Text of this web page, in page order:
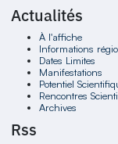
Actualités
À l'affiche
Informations
Dates Limites
Manifestations
Potentiel
Rencontres
Archives
Rss